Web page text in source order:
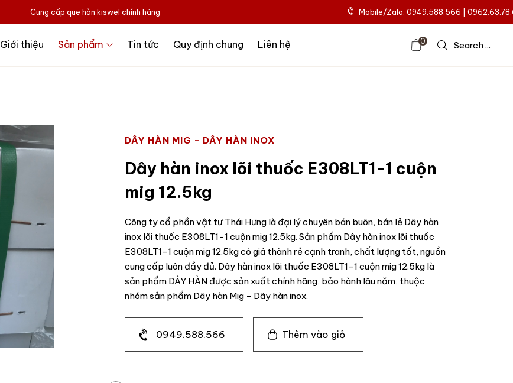
Cung cấp que hàn kiswel chính hãng Mobile/Zalo: 0949.588.566 |
Giới thiệu Sản phẩm Tin tức Quy định chung Liên hệ 0 Search ...
DÂY HÀN MIG - DÂY HÀN INOX
Dây hàn inox lõi thuốc E308LT1-1 cuộn
mig 12.5kg
Công ty cổ phần vật tư Thái Hưng là đại lý chuyên bán buôn, bán lẻ Dây hàn
inox lõi thuốc E308LT1-1 cuộn mig 12.5kg. Sản phẩm Dây hàn inox lõi thuốc
E308LT1-1 cuộn mig 12.5kg có giá thành rẻ cạnh tranh, chất lượng tốt, nguồn
cung cấp luôn đầy đủ. Dây hàn inox lõi thuốc E308LT1-1 cuộn mig 12.5kg là
sản phẩm DÂY HÀN được sản xuất chính hãng, bảo hành lâu năm, thuộc
nhóm sản phẩm Dây hàn Mig - Dây hàn inox.
0949.588.566 Thêm vào giỏ